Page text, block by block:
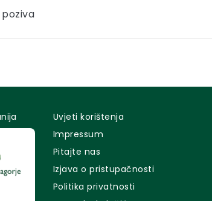
Uvjeti korištenja
Impressum
Pitajte nas
Izjava o pristupačnosti
Politika privatnosti